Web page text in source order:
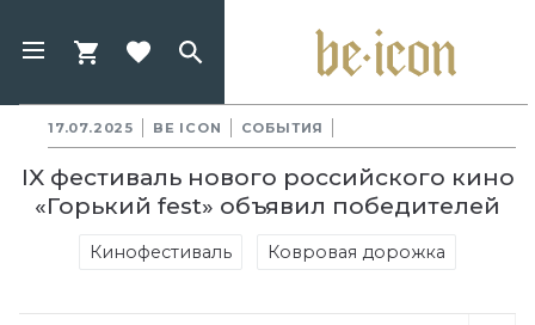
17.07.2025 BE ICON СОБЫТИЯ
IX фестиваль нового российского кино
«Горький fest» объявил победителей
Кинофестиваль Ковровая дорожка